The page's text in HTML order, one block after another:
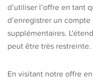
d’utiliser l’offre en tant
d’enregistrer un
supplémentaires.
peut être très restreinte.
En visitant notre offre